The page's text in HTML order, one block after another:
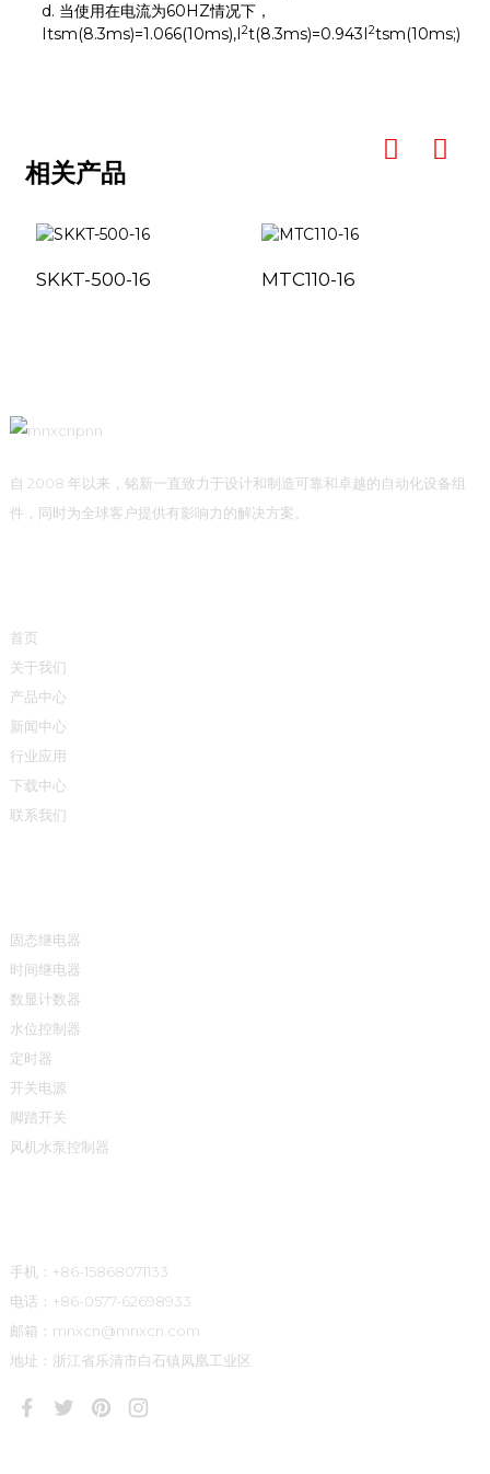
d. 当使用在电流为60HZ情况下，
Itsm(8.3ms)=1.066(10ms),I 2t(8.3ms)=0.943I 2tsm(10ms;)
相关产品
SKKT-500-16 MTC110-16
自 2008 年以来，铭新一直致力于设计和制造可靠和卓越的自动化设备组
件，同时为全球客户提供有影响力的解决方案。
首页
关于我们
产品中心
新闻中心
行业应用
下载中心
联系我们
固态继电器
时间继电器
数显计数器
水位控制器
定时器
开关电源
脚踏开关
风机水泵控制器
手机：+86-15868071133
电话：+86-0577-62698933
邮箱：mnxcn@mnxcn.com
地址：浙江省乐清市白石镇凤凰工业区